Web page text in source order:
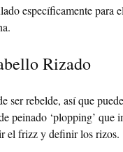
específicamente para
Rizado
ser rebelde, así que
peinado ‘plopping’
el frizz y definir los rizos.